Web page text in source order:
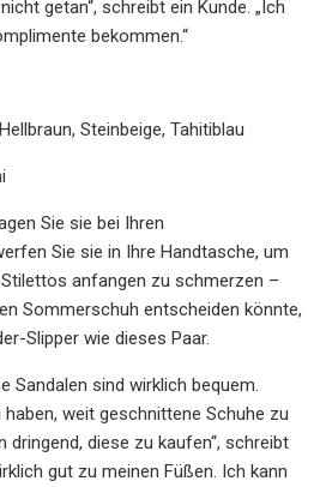
getan“, schreibt ein Kunde. „Ich
bekommen.“
Steinbeige, Tahitiblau
Sie sie bei Ihren
Sie sie in Ihre Handtasche, um
anfangen zu schmerzen –
Sommerschuh entscheiden könnte,
Slipper wie dieses Paar.
Sandalen sind wirklich bequem.
weit geschnittene Schuhe zu
dringend, diese zu kaufen“, schreibt
gut zu meinen Füßen. Ich kann